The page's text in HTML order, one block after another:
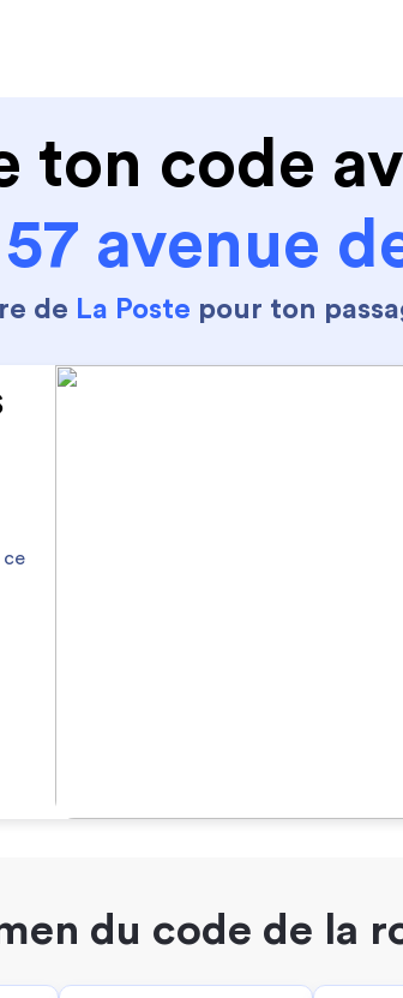
ton code
57 avenue
de La Poste pour ton
ce
du code de la